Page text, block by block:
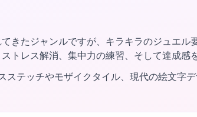
きたジャンルですが、キラキラのジュエ
トレス解消、集中力の練習、そして達成感
ステッチやモザイクタイル、現代の絵文字